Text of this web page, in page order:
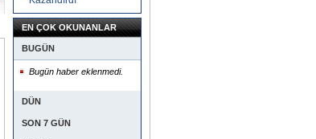
EN ÇOK OKUNANLAR
BUGÜN
Bugün haber eklenmedi.
DÜN
SON 7 GÜN